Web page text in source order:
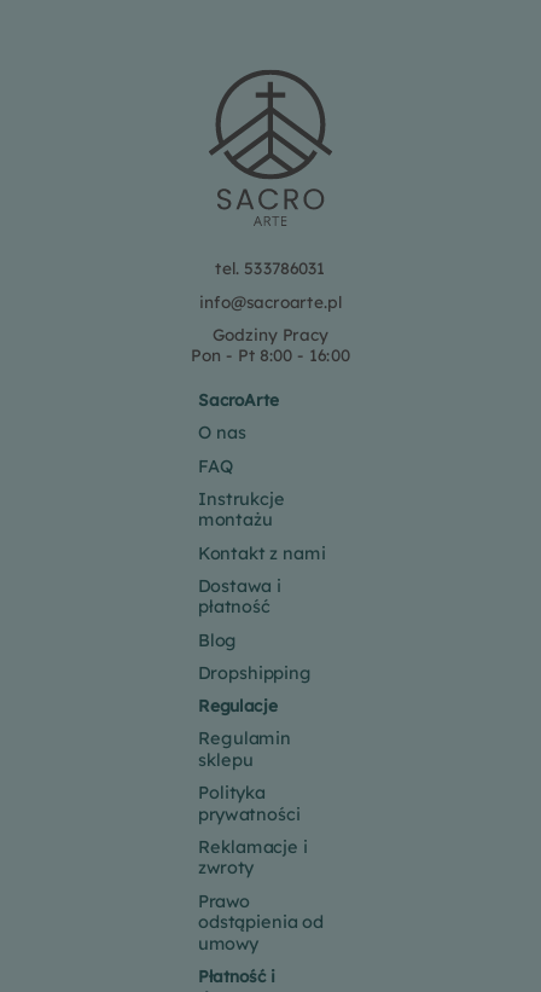
tel. 533786031
info@sacroarte.pl
Godziny Pracy
Pon - Pt 8:00 - 16:00
SacroArte
O nas
FAQ
Instrukcje
montażu
Kontakt z nami
Dostawa i
płatność
Blog
Dropshipping
Regulacje
Regulamin
sklepu
Polityka
prywatności
Reklamacje i
zwroty
Prawo
odstąpienia od
umowy
Płatność i